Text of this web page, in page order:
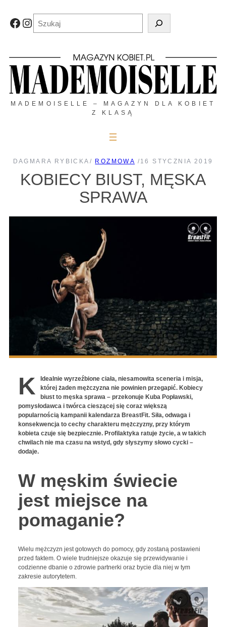
treściFacebook
Instagram
MADEMOISELLE – MAGAZYN DLA KOBIET
Z KLASĄ
DAGMARA RYBICKA / ROZMOWA / 16 STYCZNIA 2019
KOBIECY BIUST, MĘSKA
SPRAWA
K
Idealnie wyrzeźbione ciała, niesamowita sceneria i misja,
której żaden mężczyzna nie powinien przegapić. Kobiecy
biust to męska sprawa – przekonuje Kuba Popławski,
pomysłodawca i twórca cieszącej się coraz większą
popularnością kampanii kalendarza BreastFit. Siła, odwaga i
konsekwencja to cechy charakteru mężczyzny, przy którym
kobieta czuje się bezpiecznie. Profilaktyka ratuje życie, a w takich
chwilach nie ma czasu na wstyd, gdy słyszymy słowo cycki –
dodaje.
W męskim świecie
jest miejsce na
pomaganie?
Wielu mężczyzn jest gotowych do pomocy, gdy zostaną postawieni
przed faktem. O wiele trudniejsze okazuje się przewidywanie i
codzienne dbanie o zdrowie partnerki oraz bycie dla niej w tym
zakresie autorytetem.